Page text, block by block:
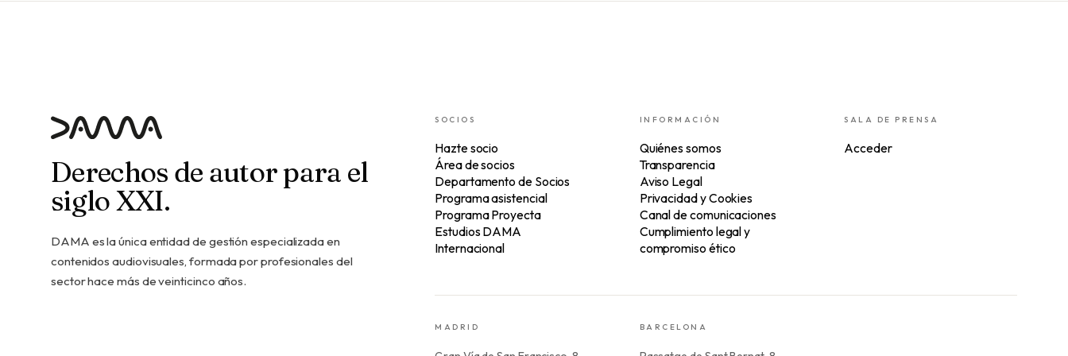
Derechos de autor para el
siglo XXI.
DAMA es la única entidad de gestión especializada en
contenidos audiovisuales, formada por profesionales del
sector hace más de veinticinco años.
SOCIOS
Hazte socio
Área de socios
Departamento de Socios
Programa asistencial
Programa Proyecta
Estudios DAMA
Internacional
INFORMACIÓN
Quiénes somos
Transparencia
Aviso Legal
Privacidad y Cookies
Canal de comunicaciones
Cumplimiento legal y
compromiso ético
SALA DE PRENSA
Acceder
MADRID BARCELONA